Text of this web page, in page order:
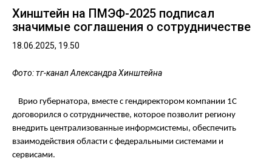
Хинштейн на ПМЭФ-2025 подписал
значимые соглашения о сотрудничестве
18.06.2025, 19.50
Фото: тг-канал Александра Хинштейна
Врио губернатора, вместе с гендиректором компании 1С
договорился о сотрудничестве, которое позволит региону
внедрить централизованные информсистемы, обеспечить
взаимодействия области с федеральными системами и
сервисами.